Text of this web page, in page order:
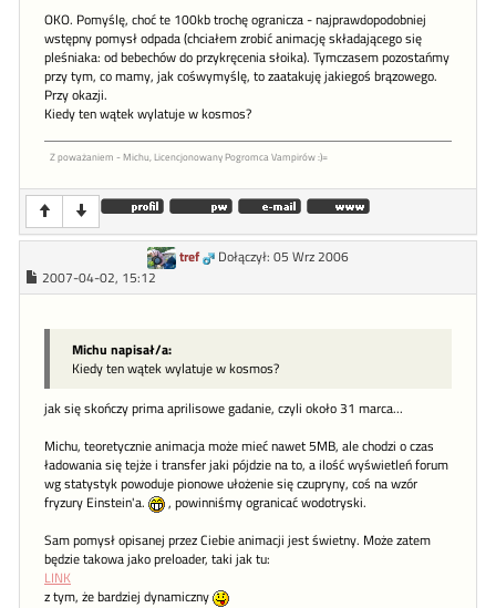
OKO. Pomyślę, choć te 100kb trochę ogranicza - najprawdopodobniej
wstępny pomysł odpada (chciałem zrobić animację składającego się
pleśniaka: od bebechów do przykręcenia słoika). Tymczasem pozostańmy
przy tym, co mamy, jak cośwymyślę, to zaatakuję jakiegoś brązowego.
Przy okazji.
Kiedy ten wątek wylatuje w kosmos?
Z poważaniem - Michu, Licencjonowany Pogromca Vampirów :)=
tref
Dołączył: 05 Wrz 2006
2007-04-02, 15:12
Michu napisał/a:
Kiedy ten wątek wylatuje w kosmos?
jak się skończy prima aprilisowe gadanie, czyli około 31 marca...
Michu, teoretycznie animacja może mieć nawet 5MB, ale chodzi o czas
ładowania się tejże i transfer jaki pójdzie na to, a ilość wyświetleń forum
wg statystyk powoduje pionowe ułożenie się czupryny, coś na wzór
fryzury Einstein'a.
, powinniśmy ogranicać wodotryski.
Sam pomysł opisanej przez Ciebie animacji jest świetny. Może zatem
będzie takowa jako preloader, taki jak tu:
LINK
z tym, że bardziej dynamiczny